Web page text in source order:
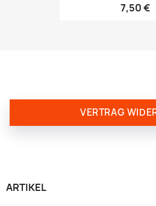
7,50 €
VERTRAG
ARTIKEL